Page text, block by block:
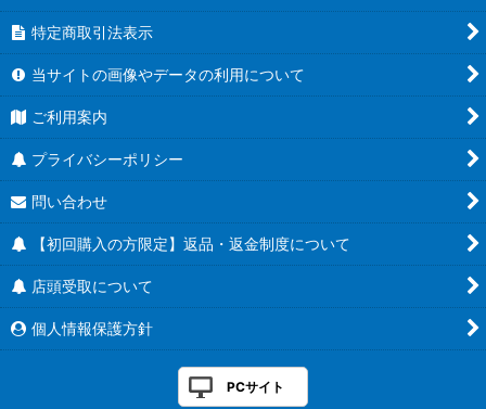
特定商取引法表示
当サイトの画像やデータの利用について
ご利用案内
プライバシーポリシー
問い合わせ
【初回購入の方限定】返品・返金制度について
店頭受取について
個人情報保護方針
PCサイト